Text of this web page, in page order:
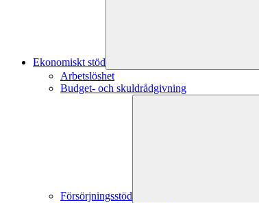
Ekonomiskt stöd
Arbetslöshet
Budget- och skuldrådgivning
Försörjningsstöd